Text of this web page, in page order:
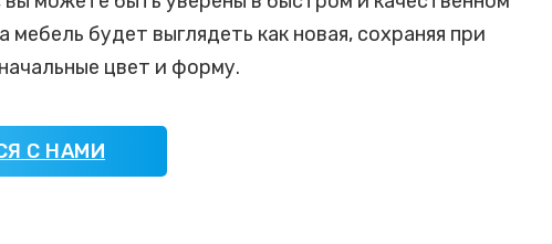
мебель будет выглядеть как новая, сохраняя при
цвет и форму.
С НАМИ